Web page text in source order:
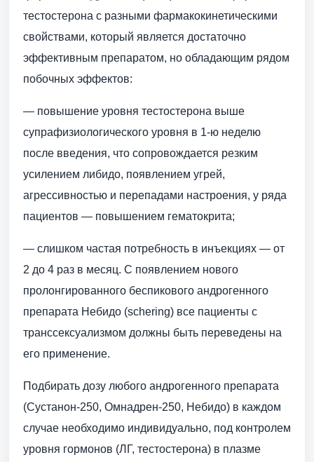
тестостерона с разными фармакокинетическими
свойствами, который является достаточно
эффективным препаратом, но обладающим рядом
побочных эффектов:
— повышение уровня тестостерона выше
супрафизиологического уровня в 1-ю неделю
после введения, что сопровождается резким
усилением либидо, появлением угрей,
агрессивностью и перепадами настроения, у ряда
пациентов — повышением гематокрита;
— слишком частая потребность в инъекциях — от
2 до 4 раз в месяц. С появлением нового
пролонгированного беспикового андрогенного
препарата Небидо (schering) все пациенты с
транссексуализмом должны быть переведены на
его применение.
Подбирать дозу любого андрогенного препарата
(Сустанон-250, Омнадрен-250, Небидо) в каждом
случае необходимо индивидуально, под контролем
уровня гормонов (ЛГ, тестостерона) в плазме